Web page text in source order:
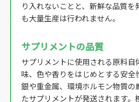
り入れないことと、新鮮な品質を
も大量生産は行われません。
サプリメントの品質
サプリメントに使用される原料自
味、色や香りをはじめとする安全
銀や重金属、環境ホルモン物質の
たサプリメントが発送されます。